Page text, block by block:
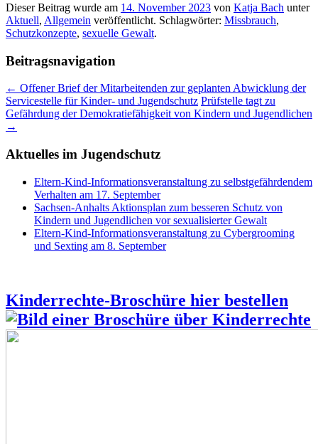
Dieser Beitrag wurde am 14. November 2023 von Katja Bach unter
Aktuell, Allgemein veröffentlicht. Schlagwörter: Missbrauch,
Schutzkonzepte, sexuelle Gewalt.
Beitragsnavigation
← Offener Brief der Mitarbeitenden zur geplanten Abwicklung der
Servicestelle für Kinder- und Jugendschutz Prüfstelle tagt zu
Gefährdung der Demokratiefähigkeit von Kindern und Jugendlichen
→
Aktuelles im Jugendschutz
Eltern-Kind-Informationsveranstaltung zu selbstgefährdendem
Verhalten am 17. September
Sachsen-Anhalts Aktionsplan zum besseren Schutz von
Kindern und Jugendlichen vor sexualisierter Gewalt
Eltern-Kind-Informationsveranstaltung zu Cybergrooming
und Sexting am 8. September
Kinderrechte-Broschüre hier bestellen